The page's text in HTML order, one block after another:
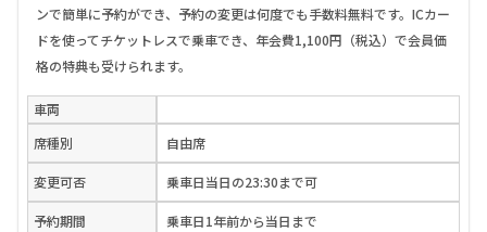
ンで簡単に予約ができ、予約の変更は何度でも手数料無料です。ICカー
ドを使ってチケットレスで乗車でき、年会費1,100円（税込）で会員価
格の特典も受けられます。
車両
席種別
自由席
変更可否 乗車日当日の23:30まで可
予約期間 乗車日1年前から当日まで